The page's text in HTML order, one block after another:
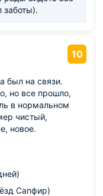
заботы).
10
был на связи.
но все прошло,
в нормальном
чистый,
новое.
работу. Приеду
Сапфир)